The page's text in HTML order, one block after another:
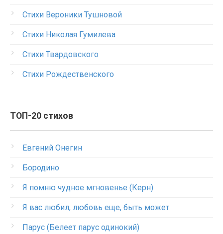
Стихи Вероники Тушновой
Стихи Николая Гумилева
Стихи Твардовского
Стихи Рождественского
ТОП-20 стихов
Евгений Онегин
Бородино
Я помню чудное мгновенье (Керн)
Я вас любил, любовь еще, быть может
Парус (Белеет парус одинокий)